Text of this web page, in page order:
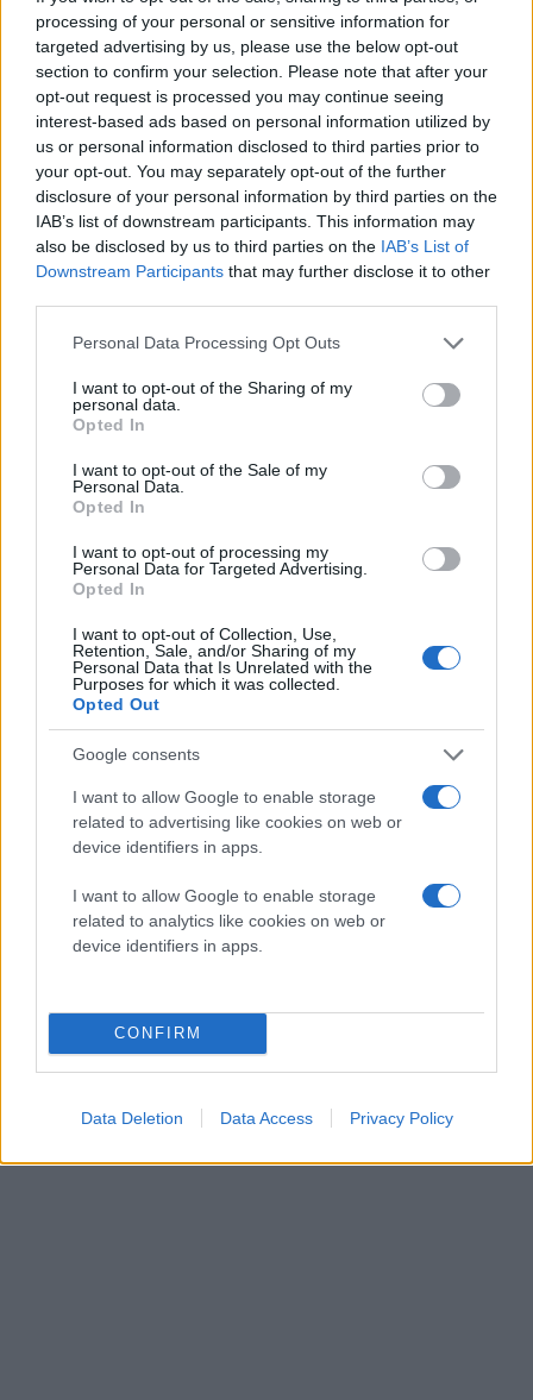
processing of your personal or sensitive information for
targeted advertising by us, please use the below opt-out
section to confirm your selection. Please note that after your
opt-out request is processed you may continue seeing
interest-based ads based on personal information utilized by
us or personal information disclosed to third parties prior to
your opt-out. You may separately opt-out of the further
disclosure of your personal information by third parties on the
IAB’s list of downstream participants. This information may
also be disclosed by us to third parties on the IAB’s List of
Downstream Participants that may further disclose it to other
Please note that this website/app uses one or more Google
not limited to your visit or usage behaviour. You may click to
grant or deny consent to Google and its third-party tags to
use your data for below specified purposes in below Google
consent section.
Personal Data Processing Opt Outs
I want to opt-out of the Sharing of my
personal data.
Opted In
I want to opt-out of the Sale of my
Personal Data.
Opted In
I want to opt-out of processing my
Personal Data for Targeted Advertising.
Opted In
I want to opt-out of Collection, Use,
Retention, Sale, and/or Sharing of my
Personal Data that Is Unrelated with the
Purposes for which it was collected.
Opted Out
Google consents
I want to allow Google to enable storage
related to advertising like cookies on web or
device identifiers in apps.
I want to allow Google to enable storage
related to analytics like cookies on web or
device identifiers in apps.
CONFIRM
Data Deletion Data Access Privacy Policy
Για την Τουρκία, ο υπουργός Εθνικής Άμυνας επεσήμανε:
Σέβομαι απολύτως την Τουρκίακαι σέβομαι απολύτως
αυτό το οποίο έχει κατορθώσει και πρέπει να πω ότι για
αυτό που κατόρθωσε είναι αξιέπαινη. Γιατί κατάφερε να δει
έγκαιρα την τεχνολογία των αυτόνομων, ιδίως των
αυτόνομων στον αέρα και να δημιουργήσει μια μεγάλη
παραγωγική βάση. Να δημιουργήσει μια εξαγωγική βάση.
Αυτό είναι κάτι το οποίο πρέπει να το αναγνωρίσουμε».
Για το πολιτικό σύστημα και την αντίληψη για τις
προκλήσεις που αντιμετωπίζει η Ελλάδα, τόνισε πως
«πρέπει να διαμορφώσουμε μια κοινή αντίληψη για τις
βασικές μας επιλογές» και πρόσθεσε: «Να εμπιστευτούμε
την ηγεσία των Ενόπλων Δυνάμεων, την εκάστοτε ηγεσία
των Ενόπλων Δυνάμεων, να καταλήξει στις σωστές
αντιπαλότητα το συγκεκριμένο υπουργείο, ώστε να μπορεί
συζήτηση, ηγείται του σχεδίου ανάπτυξης προϊόντων, σε
εφαρμογή του στρατηγικού οράματος της εταιρείας
«Saronic Technologies»" Με 11 χρόνια εμπειρίας ως μέλος
Ναυτικού των ΗΠΑ (Navy SEAL) και με 8 αποστολές σε
εμπόλεμες ζώνες, διαθέτει άμεση γνώση του κρίσιμου ρόλου
που διαδραματίζει η προηγμένη στρατιωτική τεχνολογία.
Είναι κάτοχος MBA από το Wharton School of Business και
Υπολογιστών από το Πανεπιστήμιο Rutgers.
Στη συζήτηση παρέστησαν ο αρχηγός ΓΕΕΘΑ, στρατηγός
Δημήτριος-Ελευθέριος Κατάρας, ο αρχηγός ΓΕΑ,
αντιπτέραρχος Δημοσθένης Γρηγοριάδης, ο υπαρχηγός
ΓΕΣ, αντιστράτηγος Ανδρέας Κορωνάκης, ο γενικός
διευθυντής Αμυντικών Εξοπλισμών και Επενδύσεων (ΓΔΑΕΕ)
του υπουργείου Εθνικής Άμυνας, υποστράτηγος Ιωάννης
Μπούρας και ο διευθυντής του ΣΤ' Κλάδου του ΓΕΕΘΑ,
υποστράτηγος Γεώργιος Πανούσης.
Παρευρέθη, επίσης, ο αντιπρόεδρος και διευθύνων
σύμβουλος των Ναυπηγείων Σκαραμαγκά, Μιλτιάδης
Βαρβιτσιώτης.
Κάνε κλικ και δες περισσότερο emakedonia.grστην
αναζήτηση τηςGoogle
Πρόσθεσέ το στην
ΠΟΛΙΤΙΚΗ Νίκος Δένδιας